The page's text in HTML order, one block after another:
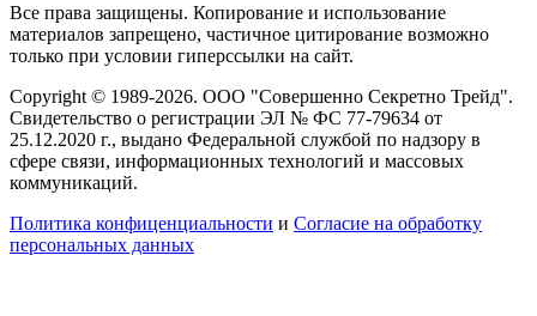
Все права защищены. Копирование и использование
материалов запрещено, частичное цитирование возможно
только при условии гиперссылки на сайт.
Copyright © 1989-2026. ООО "Совершенно Секретно Трейд".
Свидетельство о регистрации ЭЛ № ФС 77-79634 от
25.12.2020 г., выдано Федеральной службой по надзору в
сфере связи, информационных технологий и массовых
коммуникаций.
Политика конфиценциальности и Согласие на обработку
персональных данных